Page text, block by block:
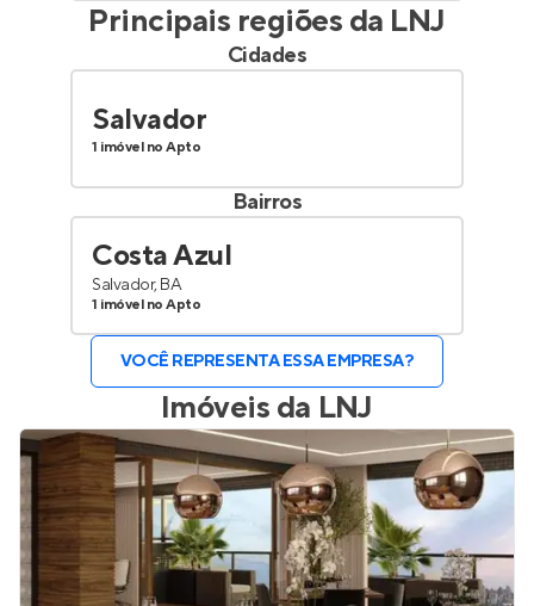
Principais regiões da LNJ
Cidades
Salvador
1 imóvel no Apto
Bairros
Costa Azul
Salvador, BA
1 imóvel no Apto
VOCÊ REPRESENTA ESSA EMPRESA?
Imóveis da LNJ